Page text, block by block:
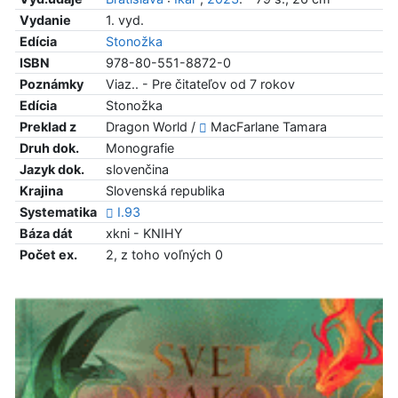
Vydanie
1. vyd.
Edícia
Stonožka
ISBN
978-80-551-8872-0
Poznámky
Viaz.. - Pre čitateľov od 7 rokov
Edícia
Stonožka
Preklad z
Dragon World /
MacFarlane Tamara
Druh dok.
Monografie
Jazyk dok.
slovenčina
Krajina
Slovenská republika
Systematika
I.93
Báza dát
xkni - KNIHY
Počet ex.
2, z toho voľných 0